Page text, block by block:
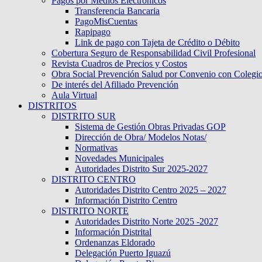
Transferencia Bancaria
PagoMisCuentas
Rapipago
Link de pago con Tajeta de Crédito o Débito
Cobertura Seguro de Responsabilidad Civil Profesional
Revista Cuadros de Precios y Costos
Obra Social Prevención Salud por Convenio con
De interés del Afiliado Prevención
Aula Virtual
DISTRITOS
DISTRITO SUR
Sistema de Gestión Obras Privadas GOP
Dirección de Obra/ Modelos Notas/
Normativas
Novedades Municipales
Autoridades Distrito Sur 2025-2027
DISTRITO CENTRO
Autoridades Distrito Centro 2025 – 2027
Información Distrito Centro
DISTRITO NORTE
Autoridades Distrito Norte 2025 -2027
Información Distrital
Ordenanzas Eldorado
Delegación Puerto Iguazú